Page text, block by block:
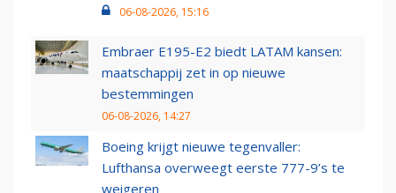
06-08-2026, 15:16
Embraer E195-E2 biedt LATAM kansen:
maatschappij zet in op nieuwe
bestemmingen
06-08-2026, 14:27
Boeing krijgt nieuwe tegenvaller:
Lufthansa overweegt eerste 777-9’s te
weigeren